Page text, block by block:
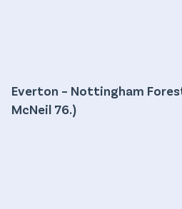
Everton – Nottingham
McNeil 76.)